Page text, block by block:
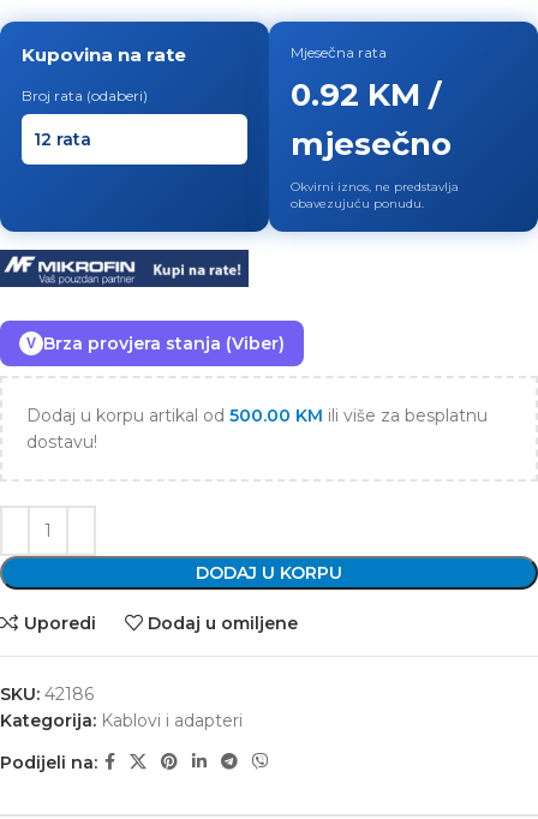
Kupovina na rate
Broj rata (odaberi)
Mjesečna rata
0.92 KM /
mjesečno
Okvirni iznos, ne predstavlja
obavezujuću ponudu.
V Brza provjera stanja (Viber)
Dodaj u korpu artikal od 500.00 KM ili više za besplatnu
dostavu!
DODAJ U KORPU
Uporedi Dodaj u omiljene
SKU: 42186
Kategorija: Kablovi i adapteri
Podijeli na: